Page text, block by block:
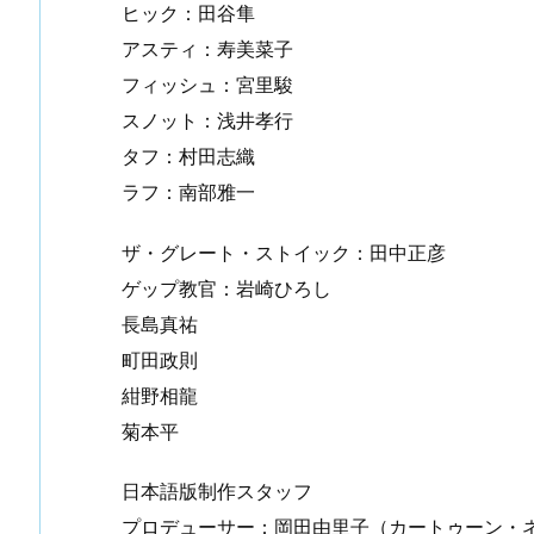
ヒック：田谷隼
アスティ：寿美菜子
フィッシュ：宮里駿
スノット：浅井孝行
タフ：村田志織
ラフ：南部雅一
ザ・グレート・ストイック：田中正彦
ゲップ教官：岩崎ひろし
長島真祐
町田政則
紺野相龍
菊本平
日本語版制作スタッフ
プロデューサー：岡田由里子（カートゥーン・